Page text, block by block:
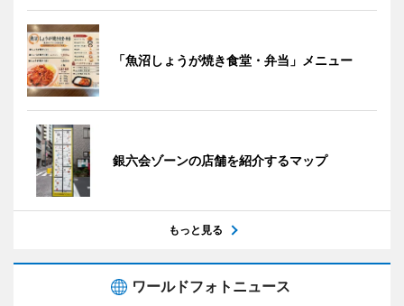
「魚沼しょうが焼き食堂・弁当」メニュー
銀六会ゾーンの店舗を紹介するマップ
もっと見る
ワールドフォトニュース